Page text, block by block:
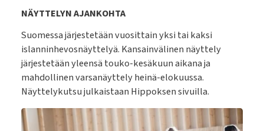
NÄYTTELYN AJANKOHTA
Suomessa järjestetään vuosittain yksi tai kaksi
islanninhevosnäyttelyä. Kansainvälinen näyttely
järjestetään yleensä touko-kesäkuun aikana ja
mahdollinen varsanäyttely heinä-elokuussa.
Näyttelykutsu julkaistaan Hippoksen sivuilla.